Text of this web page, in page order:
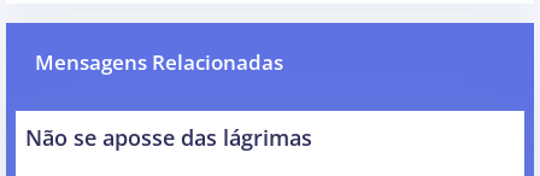
Mensagens Relacionadas
Não se aposse das lágrimas